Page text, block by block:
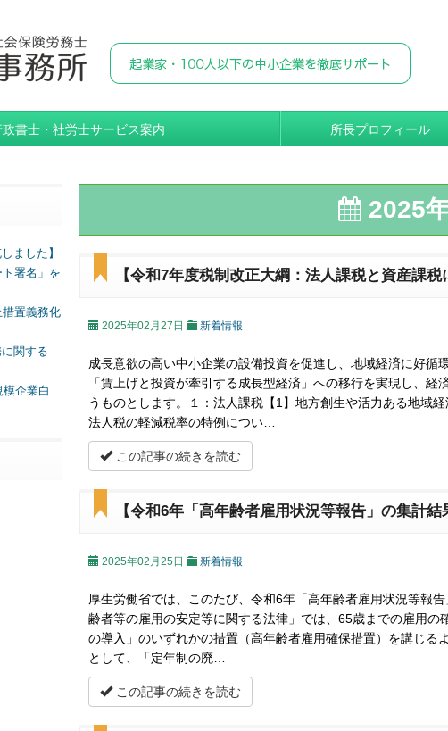
政書士・社労士サービス案内 所長プロフィール
2025
【令和7年度税制改正大綱：法人課税と資産課税
2025年02月27日 新着情報
成長意欲の高い中小企業の設備投資を促進し、地域経済に好循
「賃上げと投資が牽引する成長型経済」への移行を実現し、
うものとします。１：法人課税【1】地方創生や活力ある地域
法人税の軽減税率の特例につい…
この記事の続きを読む
【令和6年「高年齢者雇用状況等報告」の集計結
2025年02月25日 新着情報
厚生労働省では、このたび、令和6年「高年齢者雇用状況等報
齢者等の雇用の安定等に関する法律」では、65歳までの雇用
の導入」のいずれかの措置（高年齢者雇用確保措置）を講じ
として、「定年制の廃…
この記事の続きを読む
ました】
ト署名」を
措置義務化
関する
模企業白